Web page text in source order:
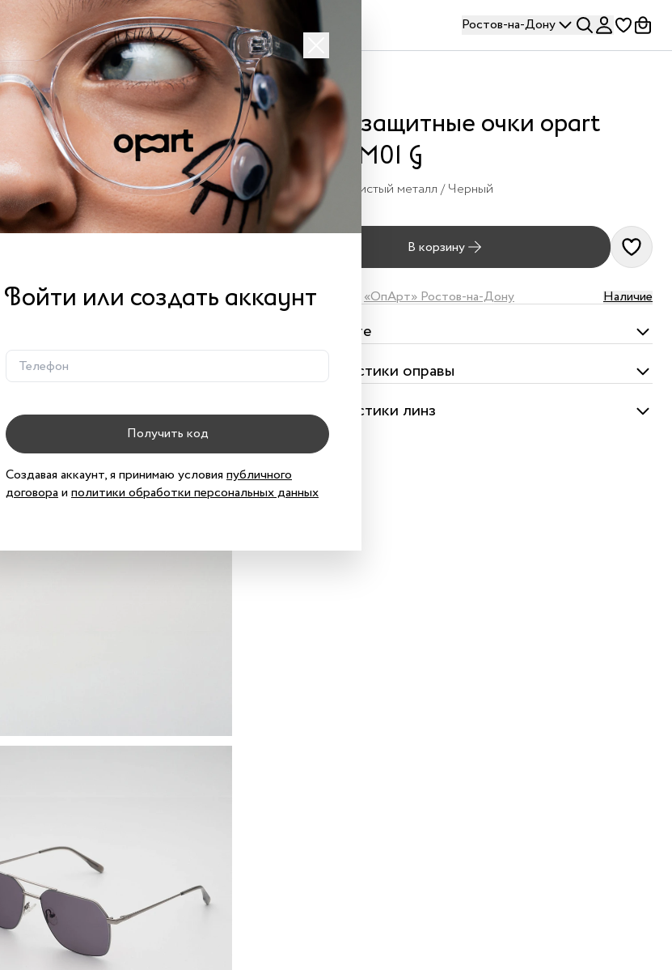
Проверка зрения Ростов-на-Дону
Войти или создать аккаунт
Получить код
Создавая аккаунт, я принимаю условия публичного
договораи политики обработки персональных данных
Солнцезащитные очки opart
DM06 M01 G
Серебристый металл / Черный
7 490 ₽
В корзину
В наличии в «ОпАрт» Ростов-на-Дону Наличие
В комплекте
Характеристики оправы
Характеристики линз